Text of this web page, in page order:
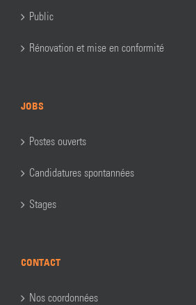
Public
Rénovation et mise en conformité
JOBS
Postes ouverts
Candidatures spontannées
Stages
CONTACT
Nos coordonnées